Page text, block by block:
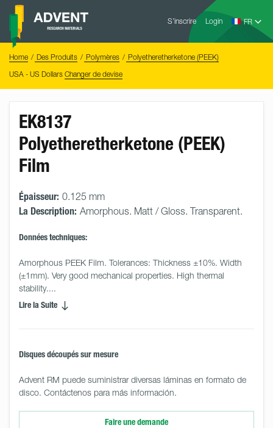
Skip
content
S’inscrire Login
Advent
Home Des Produits Polymères
Polyetheretherketone (PEEK)
USA - US Dollars Changer de devise
EK8137
Polyetheretherketone (PEEK)
Film
Épaisseur: 0.125 mm
La Description: Amorphous. Matt / Gloss. Transparent.
Données techniques:
Amorphous PEEK Film. Tolerances: Thickness ±10%. Width
(±1mm). Very good mechanical properties. High thermal
stability....
Lire la Suite
Disques découpés sur mesure
Advent RM puede suministrar diversas láminas en formato de
disco. Contáctenos para más información.
Faire une demande